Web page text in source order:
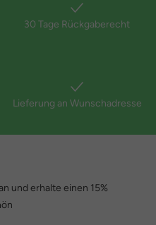
und die Passformen
– von morgens bis
betont, ohne
Haut – und Deiner Kleidung –
Jeans und Cardigans, die
30 Tage Rückgaberecht
Lieferung an Wunschadresse
und erhalte einen 15%